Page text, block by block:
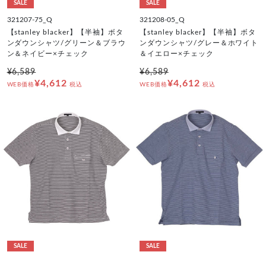
SALE
321207-75_Q
【stanley blacker】【半袖】ボタ
ンダウンシャツ/グリーン＆ブラウ
ン＆ネイビー×チェック
¥6,589
WEB価格¥4,612 税込
SALE
321208-05_Q
【stanley blacker】【半袖】ボタ
ンダウンシャツ/グレー＆ホワイト
＆イエロー×チェック
¥6,589
WEB価格¥4,612 税込
SALE SALE